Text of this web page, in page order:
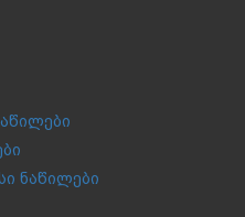
ნაწილები